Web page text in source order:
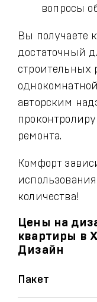
вопросы
Вы получаете
достаточный
строительных
авторским
ремонта.
Комфорт
количества!
Цены на
квартиры в
Дизайн
Пакет